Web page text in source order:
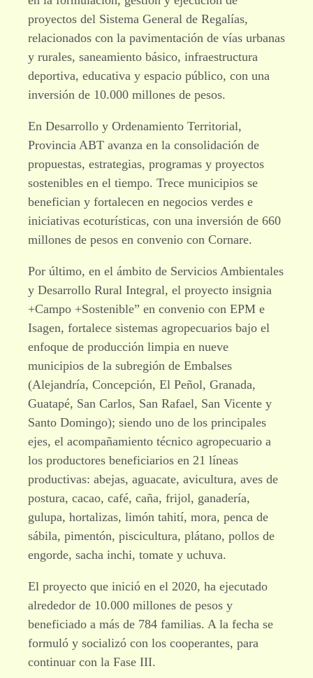
proyectos del Sistema General de Regalías,
relacionados con la pavimentación de vías urbanas
y rurales, saneamiento básico, infraestructura
deportiva, educativa y espacio público, con una
inversión de 10.000 millones de pesos.
En Desarrollo y Ordenamiento Territorial,
Provincia ABT avanza en la consolidación de
propuestas, estrategias, programas y proyectos
sostenibles en el tiempo. Trece municipios se
benefician y fortalecen en negocios verdes e
iniciativas ecoturísticas, con una inversión de 660
millones de pesos en convenio con Cornare.
Por último, en el ámbito de Servicios Ambientales
y Desarrollo Rural Integral, el proyecto insignia
+Campo +Sostenible” en convenio con EPM e
Isagen, fortalece sistemas agropecuarios bajo el
enfoque de producción limpia en nueve
municipios de la subregión de Embalses
(Alejandría, Concepción, El Peñol, Granada,
Guatapé, San Carlos, San Rafael, San Vicente y
Santo Domingo); siendo uno de los principales
ejes, el acompañamiento técnico agropecuario a
los productores beneficiarios en 21 líneas
productivas: abejas, aguacate, avicultura, aves de
postura, cacao, café, caña, frijol, ganadería,
gulupa, hortalizas, limón tahití, mora, penca de
sábila, pimentón, piscicultura, plátano, pollos de
engorde, sacha inchi, tomate y uchuva.
El proyecto que inició en el 2020, ha ejecutado
alrededor de 10.000 millones de pesos y
beneficiado a más de 784 familias. A la fecha se
formuló y socializó con los cooperantes, para
continuar con la Fase III.